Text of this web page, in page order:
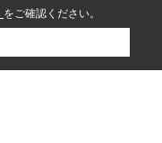
をご確認ください。